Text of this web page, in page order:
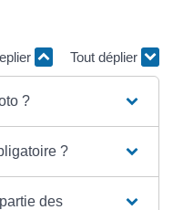
Tout déplier
?
?
des